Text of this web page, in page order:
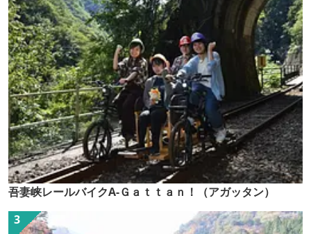
吾妻峡レールバイクA-Ｇａｔｔａｎ！（アガッタン）